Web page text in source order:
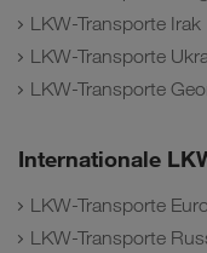
LKW-Transporte Irak
LKW-Transporte
LKW-Transporte
Internationale
LKW-Transporte
LKW-Transporte